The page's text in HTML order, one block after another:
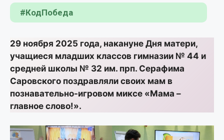
#КодПобеда
29 ноября 2025 года, накануне Дня матери,
учащиеся младших классов гимназии № 44 и
средней школы № 32 им. прп. Серафима
Саровского поздравляли своих мам в
познавательно-игровом миксе «Мама –
главное слово!».